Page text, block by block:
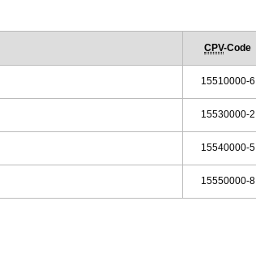
CPV-Code
15510000-6
15530000-2
15540000-5
15550000-8